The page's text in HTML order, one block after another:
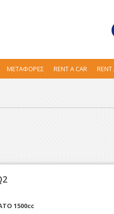
ΜΕΤΑΦΟΡΕΣ RENT A CAR
1500cc